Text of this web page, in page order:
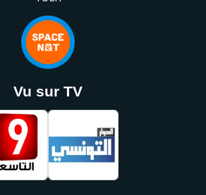
Vu sur TV